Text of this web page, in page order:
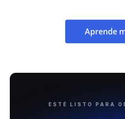
Aprende
ESTÉ LISTO PARA